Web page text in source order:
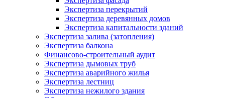
Экспертиза перекрытий
Экспертиза деревянных домов
Экспертиза капитальности зданий
Экспертиза залива (затопления)
Экспертиза балкона
Финансово-строительный аудит
Экспертиза дымовых труб
Экспертиза аварийного жилья
Экспертиза лестниц
Экспертиза нежилого здания